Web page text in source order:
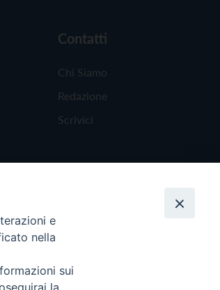
Contatti
Chi Siamo
Redazione
Scrivici
e
nella
sui